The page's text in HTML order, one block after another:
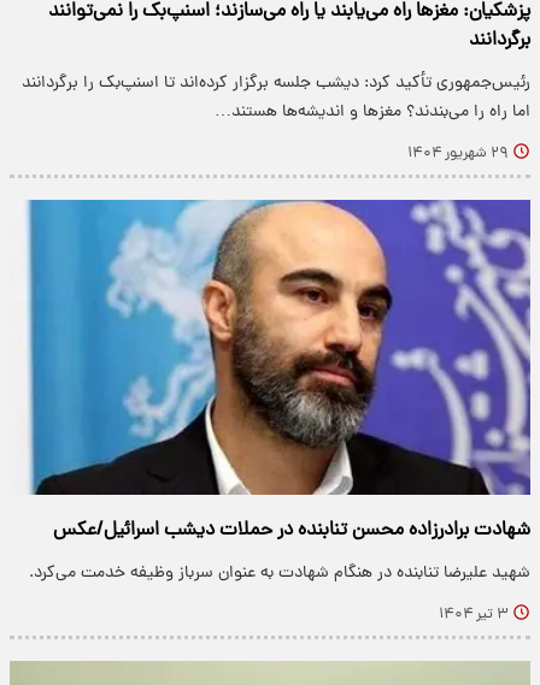
پزشکیان: مغزها راه می‌یابند یا راه می‌سازند؛ اسنپ‌بک را نمی‌توانند
برگردانند
رئیس‌جمهوری تأکید کرد: دیشب جلسه برگزار کرده‌اند تا اسنپ‌بک را برگردانند
اما راه را می‌بندند؟ مغزها و اندیشه‌ها هستند…
۲۹ شهریور ۱۴۰۴
شهادت برادرزاده محسن تنابنده در حملات دیشب اسرائیل/عکس
شهید علیرضا تنابنده در هنگام شهادت به عنوان سرباز وظیفه خدمت می‌کرد.
۳ تیر ۱۴۰۴